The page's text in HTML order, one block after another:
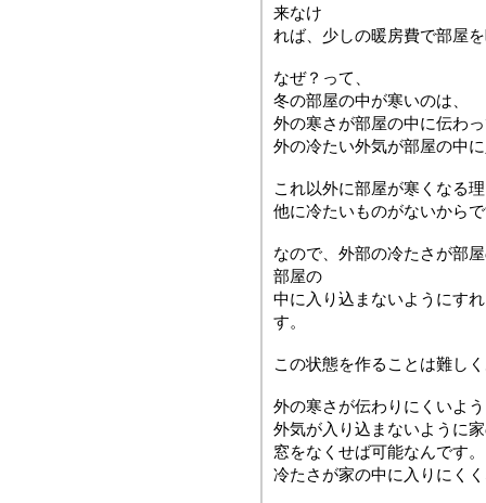
来なけ
れば、少しの暖房費で部屋
なぜ？って、
冬の部屋の中が寒いのは、
外の寒さが部屋の中に伝わ
外の冷たい外気が部屋の中
これ以外に部屋が寒くなる
他に冷たいものがないから
なので、外部の冷たさが部
部屋の
中に入り込まないようにす
す。
この状態を作ることは難し
外の寒さが伝わりにくいよ
外気が入り込まないように
窓をなくせば可能なんです。
冷たさが家の中に入りにく